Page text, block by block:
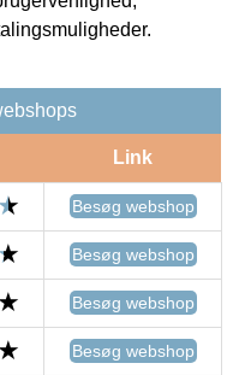
Link
Besøg webshop
Besøg webshop
Besøg webshop
Besøg webshop